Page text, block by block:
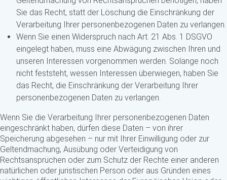
Sie das Recht, statt der Löschung die Einschränkung der
Verarbeitung Ihrer personenbezogenen Daten zu verlangen.
Wenn Sie einen Widerspruch nach Art. 21 Abs. 1 DSGVO
eingelegt haben, muss eine Abwägung zwischen Ihren und
unseren Interessen vorgenommen werden. Solange noch
nicht feststeht, wessen Interessen überwiegen, haben Sie
das Recht, die Einschränkung der Verarbeitung Ihrer
personenbezogenen Daten zu verlangen.
Wenn Sie die Verarbeitung Ihrer personenbezogenen Daten
eingeschränkt haben, dürfen diese Daten – von ihrer
Speicherung abgesehen – nur mit Ihrer Einwilligung oder zur
Geltendmachung, Ausübung oder Verteidigung von
Rechtsansprüchen oder zum Schutz der Rechte einer anderen
natürlichen oder juristischen Person oder aus Gründen eines